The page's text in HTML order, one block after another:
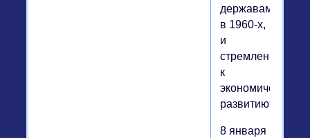
державам
в 1960-х,
и
стремление
к
экономическому
развитию.
8 января